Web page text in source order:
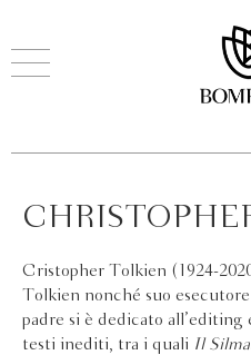
Cristopher Tolkien (1924-
Tolkien nonché suo
padre si è dedicato all’editing
testi inediti, tra i quali Il